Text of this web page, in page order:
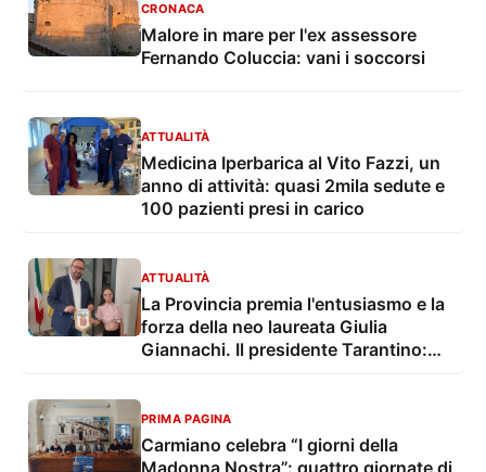
CRONACA
Malore in mare per l'ex assessore
Fernando Coluccia: vani i soccorsi
ATTUALITÀ
Medicina Iperbarica al Vito Fazzi, un
anno di attività: quasi 2mila sedute e
100 pazienti presi in carico
ATTUALITÀ
La Provincia premia l'entusiasmo e la
forza della neo laureata Giulia
Giannachi. Il presidente Tarantino:
PRIMA PAGINA
Carmiano celebra “I giorni della
Madonna Nostra”: quattro giornate di